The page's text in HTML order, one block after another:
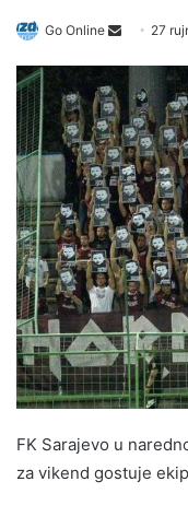
Go Online
Send 27
FK Sarajevo u
za vikend gostuje